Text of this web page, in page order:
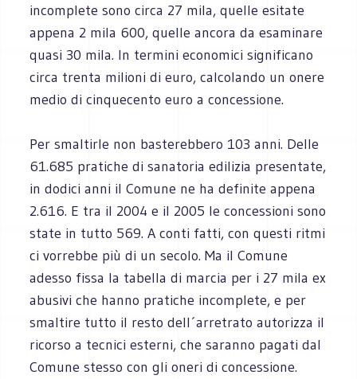
incomplete sono circa 27 mila, quelle esitate
appena 2 mila 600, quelle ancora da esaminare
quasi 30 mila. In termini economici significano
circa trenta milioni di euro, calcolando un onere
medio di cinquecento euro a concessione.
Per smaltirle non basterebbero 103 anni. Delle
61.685 pratiche di sanatoria edilizia presentate,
in dodici anni il Comune ne ha definite appena
2.616. E tra il 2004 e il 2005 le concessioni sono
state in tutto 569. A conti fatti, con questi ritmi
ci vorrebbe più di un secolo. Ma il Comune
adesso fissa la tabella di marcia per i 27 mila ex
abusivi che hanno pratiche incomplete, e per
smaltire tutto il resto dell´arretrato autorizza il
ricorso a tecnici esterni, che saranno pagati dal
Comune stesso con gli oneri di concessione.